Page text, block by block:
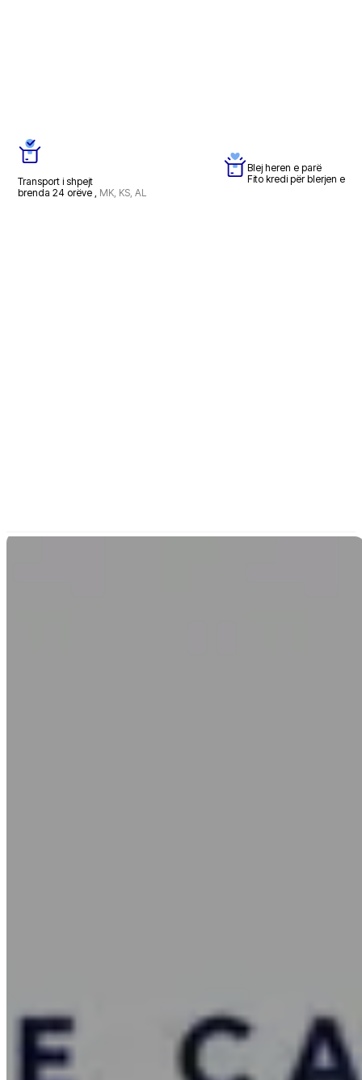
Transport i shpejt
brenda 24 orëve , MK, KS, AL
Blej heren e parë
Fito kredi për blerjen e